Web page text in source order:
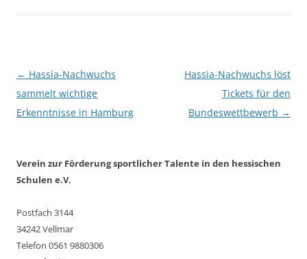
Beitragsnavigation
← Hassia-Nachwuchs
sammelt wichtige
Erkenntnisse in Hamburg
Hassia-Nachwuchs löst
Tickets für den
Bundeswettbewerb →
Verein zur Förderung sportlicher Talente in den hessischen
Schulen e.V.
Postfach 3144
34242 Vellmar
Telefon 0561 9880306